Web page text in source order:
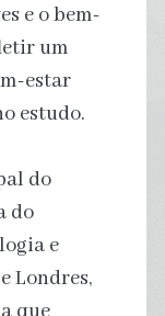
e o bem-
um
estar
estudo.
do
do
e
Londres,